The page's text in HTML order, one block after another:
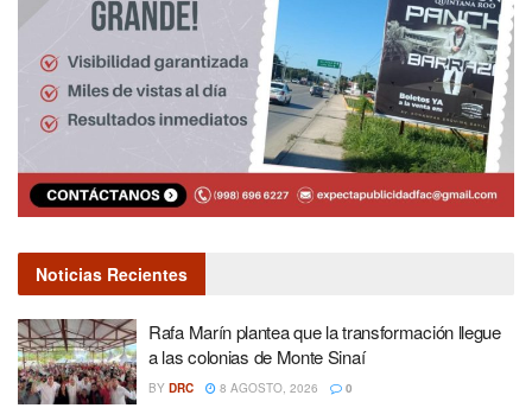
Noticias Recientes
Rafa Marín plantea que la transformación llegue
a las colonias de Monte Sinaí
BY DRC 8 AGOSTO, 2026 0